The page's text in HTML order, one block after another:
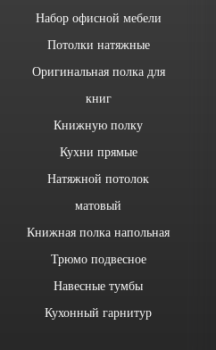
Набор офисной мебели
Потолки натяжные
Оригинальная полка для
книг
Книжную полку
Кухни прямые
Натяжной потолок
матовый
Книжная полка напольная
Трюмо подвесное
Навесные тумбы
Кухонный гарнитур